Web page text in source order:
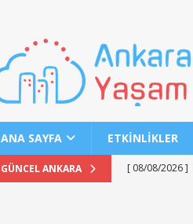
ANA SAYFA ETKINLIKLER
GÜNCEL ANKARA [ 08/08/2026 ]